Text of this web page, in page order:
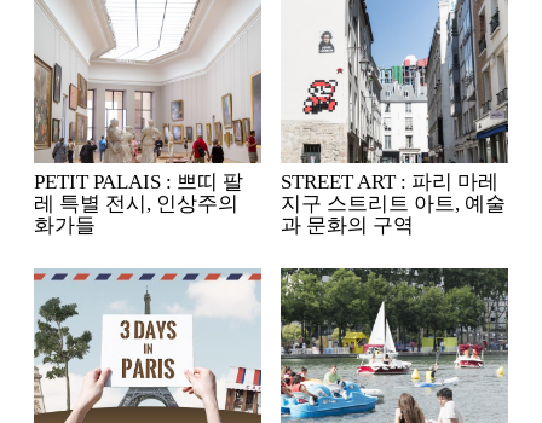
PETIT PALAIS : 쁘띠 팔
레 특별 전시, 인상주의
화가들
STREET ART : 파리 마레
지구 스트리트 아트, 예술
과 문화의 구역